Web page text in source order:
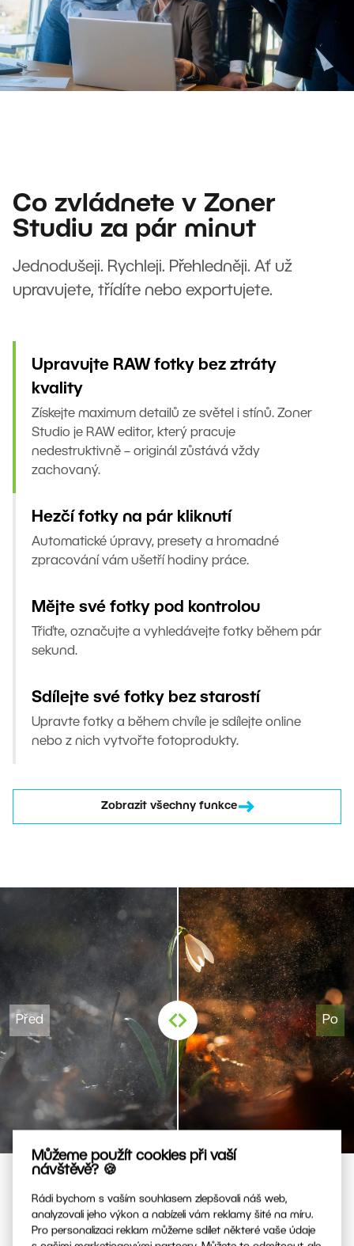
Můžeme použít cookies při vaší
návštěvě? 🍪
Rádi bychom s vaším souhlasem zlepšovali náš web,
analyzovali jeho výkon a nabízeli vám reklamy šité na míru.
Pro personalizaci reklam můžeme sdílet některé vaše údaje
Co zvládnete v Zoner
Studiu za pár minut
Jednodušeji. Rychleji. Přehledněji. Ať už
upravujete, třídíte nebo exportujete.
Upravujte RAW fotky bez ztráty
kvality
Získejte maximum detailů ze světel i stínů. Zoner
Studio je RAW editor, který pracuje
nedestruktivně – originál zůstává vždy
zachovaný.
Hezčí fotky na pár kliknutí
Automatické úpravy, presety a hromadné
zpracování vám ušetří hodiny práce.
Mějte své fotky pod kontrolou
Třiďte, označujte a vyhledávejte fotky během pár
sekund.
Sdílejte své fotky bez starostí
Upravte fotky a během chvíle je sdílejte online
nebo z nich vytvořte fotoprodukty.
Zobrazit všechny funkce